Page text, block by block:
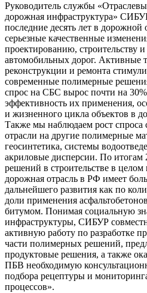
Руководитель службы
дорожная инфраструктура»
последние десять лет в дорожной
серьезные качественные
проектированию, строительству
автомобильных дорог. Активные
реконструкции и ремонта
современные полимерные
спрос на СБС вырос почти на
эффективность их применения,
и жизненного цикла объектов в
Также мы наблюдаем рост спроса
отрасли на другие полимерные
геосинтетика, системы
акриловые дисперсии. По итогам
решений в строительстве в
дорожная отрасль в РФ имеет
дальнейшего развития как по
доли применения
битумом. Понимая социальную
инфраструктуры, СИБУР
активную работу по разработке
части полимерных решений,
продуктовые решения, а также
ПБВ необходимую
подбора рецептуры и
процессов».